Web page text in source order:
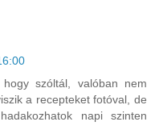
szóltál, valóban nem
a recepteket fotóval, de
napi szinten